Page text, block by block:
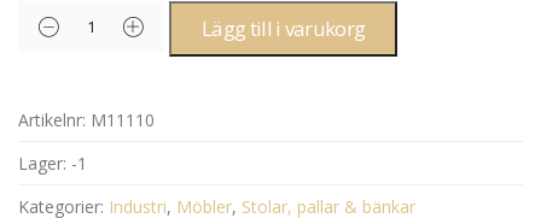
Lägg till i varukorg
Artikelnr: M11110
Lager: -1
Kategorier: Industri, Möbler, Stolar, pallar & bänkar